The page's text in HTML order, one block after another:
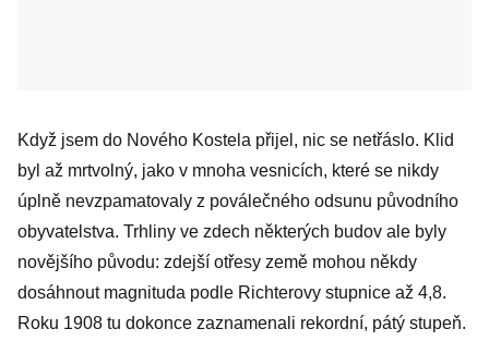
Když jsem do Nového Kostela přijel, nic se netřáslo. Klid
byl až mrtvolný, jako v mnoha vesnicích, které se nikdy
úplně nevzpamatovaly z poválečného odsunu původního
obyvatelstva. Trhliny ve zdech některých budov ale byly
novějšího původu: zdejší otřesy země mohou někdy
dosáhnout magnituda podle Richterovy stupnice až 4,8.
Roku 1908 tu dokonce zaznamenali rekordní, pátý stupeň.